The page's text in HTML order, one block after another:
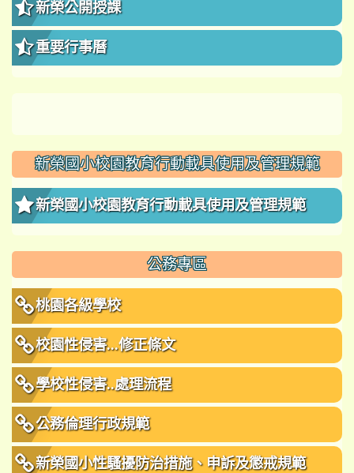
新榮公開授課
重要行事曆
新榮國小校園教育行動載具使用及管理規範
新榮國小校園教育行動載具使用及管理規範
公務專區
桃園各級學校
校園性侵害...修正條文
學校性侵害..處理流程
公務倫理行政規範
新榮國小性騷擾防治措施、申訴及懲戒規範